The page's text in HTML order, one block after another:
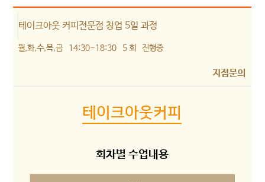
테이크아웃 커피전문점 창업 5일 과정
월,화,수,목,금 14:30~18:30 5 회
지점문의
진행중
테이크아웃커피
회차별 수업내용